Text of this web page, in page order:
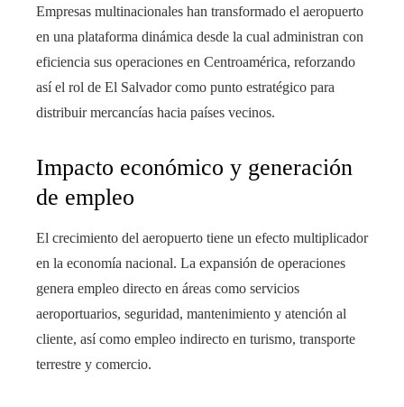
Empresas multinacionales han transformado el aeropuerto
en una plataforma dinámica desde la cual administran con
eficiencia sus operaciones en Centroamérica, reforzando
así el rol de El Salvador como punto estratégico para
distribuir mercancías hacia países vecinos.
Impacto económico y generación
de empleo
El crecimiento del aeropuerto tiene un efecto multiplicador
en la economía nacional. La expansión de operaciones
genera empleo directo en áreas como servicios
aeroportuarios, seguridad, mantenimiento y atención al
cliente, así como empleo indirecto en turismo, transporte
terrestre y comercio.